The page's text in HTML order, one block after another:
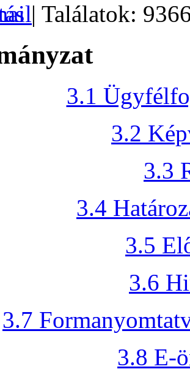
| Találatok:
3.1
3.2
3.3
3.4
3.5
3.6
3.7
3.8 E-